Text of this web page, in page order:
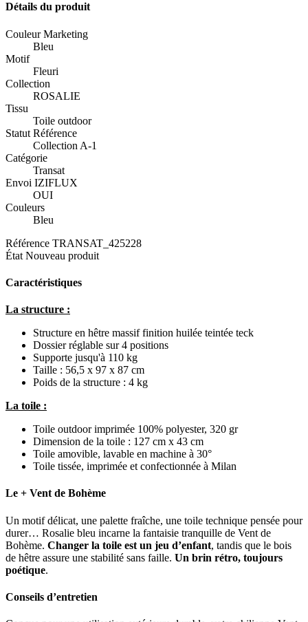
Détails du produit
Couleur Marketing
Bleu
Motif
Fleuri
Collection
ROSALIE
Tissu
Toile outdoor
Statut Référence
Collection A-1
Catégorie
Transat
Envoi IZIFLUX
OUI
Couleurs
Bleu
Référence TRANSAT_425228
État Nouveau produit
Caractéristiques
La structure :
Structure en hêtre massif finition huilée teintée teck
Dossier réglable sur 4 positions
Supporte jusqu'à 110 kg
Taille : 56,5 x 97 x 87 cm
Poids de la structure : 4 kg
La toile :
Toile outdoor imprimée 100% polyester, 320 gr
Dimension de la toile : 127 cm x 43 cm
Toile amovible, lavable en machine à 30°
Toile tissée, imprimée et confectionnée à Milan
Le + Vent de Bohème
Un motif délicat, une palette fraîche, une toile technique pensée pour
durer… Rosalie bleu incarne la fantaisie tranquille de Vent de
Bohème. Changer la toile est un jeu d’enfant, tandis que le bois
de hêtre assure une stabilité sans faille. Un brin rétro, toujours
poétique.
Conseils d’entretien